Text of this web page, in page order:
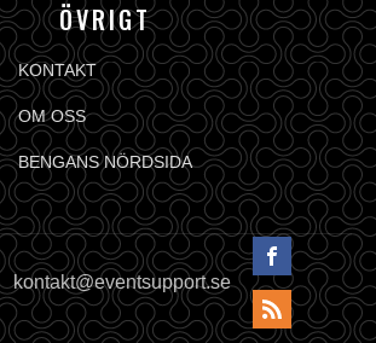
ÖVRIGT
KONTAKT
OM OSS
BENGANS NÖRDSIDA
kontakt@eventsupport.se